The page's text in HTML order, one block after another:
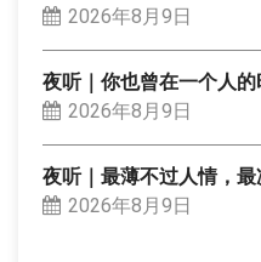
2026年8月9日
夜听｜你也曾在一个人的
2026年8月9日
夜听｜最薄不过人情，
2026年8月9日